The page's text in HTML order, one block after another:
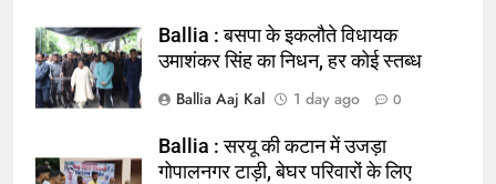
164
चिकित्सक, किया प्रदर्शन
NATIONAL बलिया
Ballia : बसपा के इकलौते विधायक
उमाशंकर सिंह का निधन, हर कोई स्तब्ध
Ballia Aaj Kal
1 day ago 0
Ballia : सरयू की कटान में उजड़ा
गोपालनगर टाड़ी, बेघर परिवारों के लिए